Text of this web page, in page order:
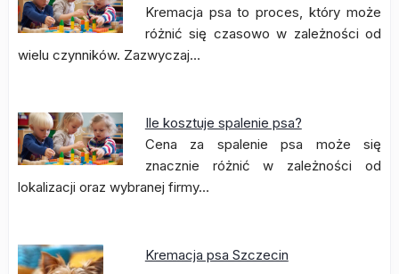
Kremacja psa to proces, który może
różnić się czasowo w zależności od
wielu czynników. Zazwyczaj…
Ile kosztuje spalenie psa?
Cena za spalenie psa może się
znacznie różnić w zależności od
lokalizacji oraz wybranej firmy…
Kremacja psa Szczecin